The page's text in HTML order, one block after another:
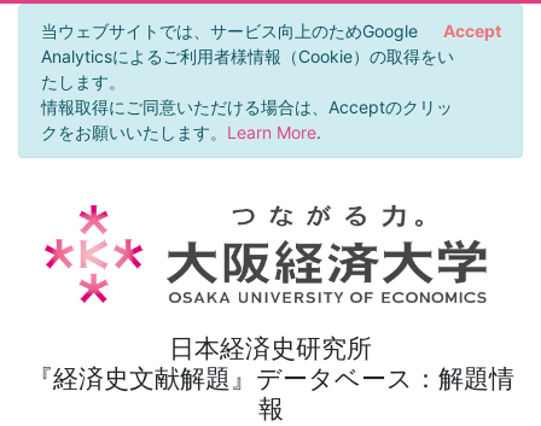
当ウェブサイトでは、サービス向上のためGoogle
Analyticsによるご利用者様情報（Cookie）の取得をい
たします。
情報取得にご同意いただける場合は、Acceptのクリッ
クをお願いいたします。 Learn More.
Accept
日本経済史研究所
『経済史文献解題』データベース：解題情
報